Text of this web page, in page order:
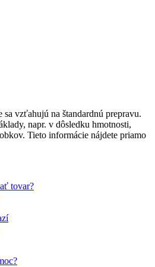
vzťahujú na štandardnú prepravu.
napr. v dôsledku hmotnosti,
Tieto informácie nájdete priamo
tovar?